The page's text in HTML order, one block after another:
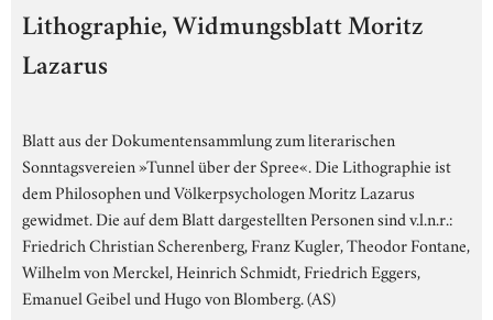
Lithographie, Widmungsblatt Moritz
Lazarus
Blatt aus der Dokumentensammlung zum literarischen
Sonntagsvereien »Tunnel über der Spree«. Die Lithographie ist
dem Philosophen und Völkerpsychologen Moritz Lazarus
gewidmet. Die auf dem Blatt dargestellten Personen sind v.l.n.r.:
Friedrich Christian Scherenberg, Franz Kugler, Theodor Fontane,
Wilhelm von Merckel, Heinrich Schmidt, Friedrich Eggers,
Emanuel Geibel und Hugo von Blomberg. (AS)